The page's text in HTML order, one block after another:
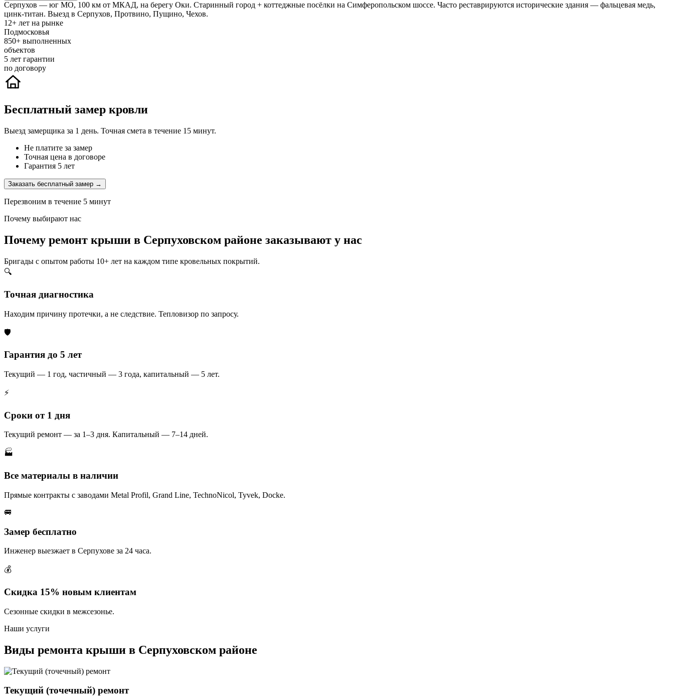
Серпухов — юг МО, 100 км от МКАД, на берегу Оки. Старинный город + коттеджные посёлки на Симферопольском шоссе. Часто реставрируются исторические здания — фальцевая медь,
цинк-титан. Выезд в Серпухов, Протвино, Пущино, Чехов.
12+ лет на рынке
Подмосковья
850+ выполненных
объектов
5 лет гарантии
по договору
Бесплатный замер кровли
Выезд замерщика за 1 день. Точная смета в течение 15 минут.
Не платите за замер
Точная цена в договоре
Гарантия 5 лет
Заказать бесплатный замер →
Перезвоним в течение 5 минут
Почему выбирают нас
Почему ремонт крыши в Серпуховском районе заказывают у нас
Бригады с опытом работы 10+ лет на каждом типе кровельных покрытий.
🔍
Точная диагностика
Находим причину протечки, а не следствие. Тепловизор по запросу.
🛡️
Гарантия до 5 лет
Текущий — 1 год, частичный — 3 года, капитальный — 5 лет.
⚡
Сроки от 1 дня
Текущий ремонт — за 1–3 дня. Капитальный — 7–14 дней.
🏭
Все материалы в наличии
Прямые контракты с заводами Metal Profil, Grand Line, TechnoNicol, Tyvek, Docke.
🚐
Замер бесплатно
Инженер выезжает в Серпухове за 24 часа.
💰
Скидка 15% новым клиентам
Сезонные скидки в межсезонье.
Наши услуги
Виды ремонта крыши в Серпуховском районе
Текущий (точечный) ремонт